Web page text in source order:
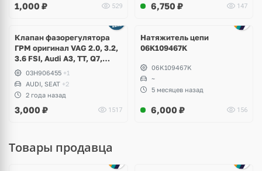
Seat Leon Cupra
1,000 ₽ 529 6,750 ₽ 147
Клапан фазорегулятора
ГРМ оригинал VAG 2.0, 3.2,
3.6 FSI, Audi A3, TT, Q7,
Volkswagen Golf 5 R32,
Jetta, Passat B6 R36, CC,
Touareg GP, NF, Eos,
Teramont, Phaeton, Skoda
Octavia A5, Superb
03H906455 +1
AUDI, SEAT +2
2 года назад
3,000 ₽ 1517
Натяжитель цепи
06K109467K
06K109467K
~
5 месяцев назад
6,000 ₽ 156
Товары продавца